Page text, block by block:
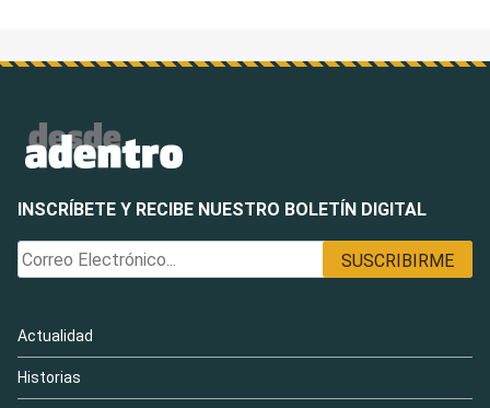
INSCRÍBETE Y RECIBE NUESTRO BOLETÍN DIGITAL
Actualidad
Historias